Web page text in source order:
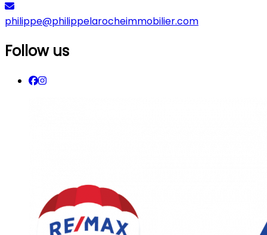
philippe@philippelarocheimmobilier.com
Follow us